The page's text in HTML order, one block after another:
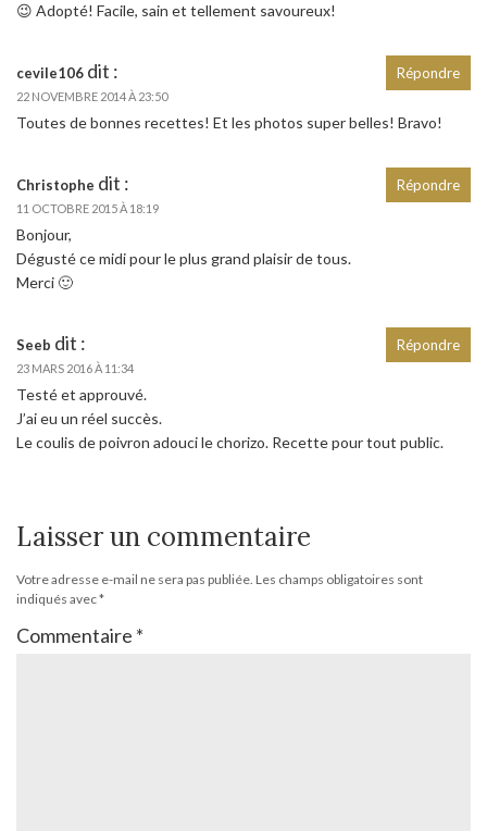
😉 Adopté! Facile, sain et tellement savoureux!
cevile106 dit :
22 NOVEMBRE 2014 À 23:50
Toutes de bonnes recettes! Et les photos super belles! Bravo!
Répondre
Christophe dit :
11 OCTOBRE 2015 À 18:19
Bonjour,
Dégusté ce midi pour le plus grand plaisir de tous.
Merci 🙂
Répondre
Seeb dit :
23 MARS 2016 À 11:34
Testé et approuvé.
J’ai eu un réel succès.
Le coulis de poivron adouci le chorizo. Recette pour tout public.
Répondre
Laisser un commentaire
Votre adresse e-mail ne sera pas publiée. Les champs obligatoires sont
indiqués avec*
Commentaire *